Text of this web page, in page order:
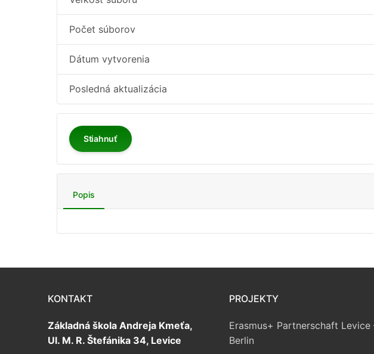
Počet súborov
Dátum vytvorenia
Posledná aktualizácia
Stiahnuť
Popis
KONTAKT
Základná škola Andreja Kmeťa,
Ul. M. R. Štefánika 34, Levice
PROJEKTY
Erasmus+ Partnerschaft Levice
Berlin